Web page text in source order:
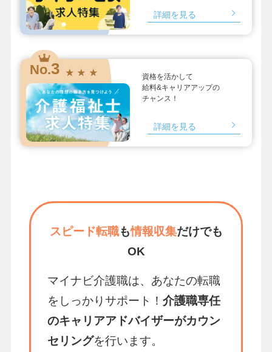
詳細を見る
No.3 ★ ★ ★
資格を活かして
給料&キャリアアップの
チャンス！
詳細を見る
スピード転職も情報収集だけでも
OK
マイナビ介護職は、あなたの転職
をしっかりサポート！ 介護職専任
のキャリアアドバイザーがカウン
セリングを行います。